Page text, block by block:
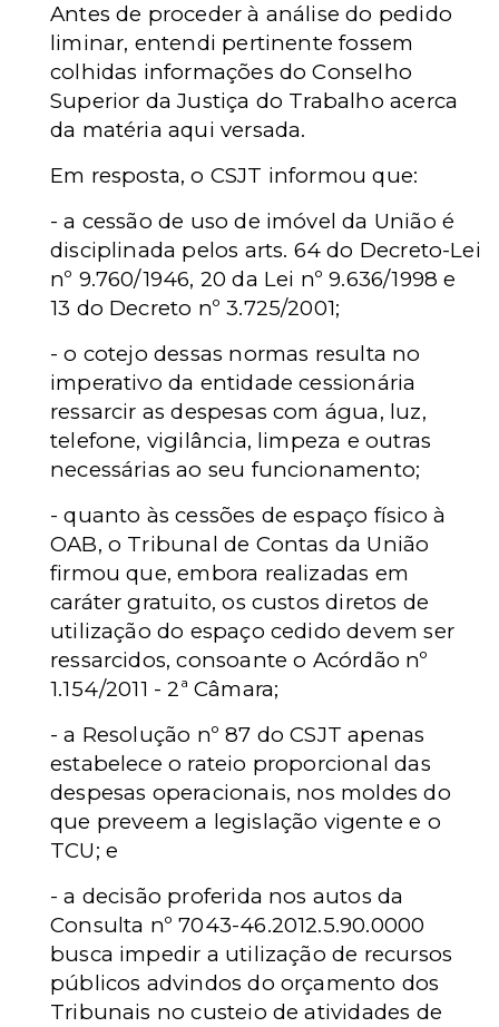
Antes de proceder à análise do pedido
liminar, entendi pertinente fossem
colhidas informações do Conselho
Superior da Justiça do Trabalho acerca
da matéria aqui versada.
Em resposta, o CSJT informou que:
- a cessão de uso de imóvel da União é
disciplinada pelos arts. 64 do Decreto-Lei
nº 9.760/1946, 20 da Lei nº 9.636/1998 e
13 do Decreto nº 3.725/2001;
- o cotejo dessas normas resulta no
imperativo da entidade cessionária
ressarcir as despesas com água, luz,
telefone, vigilância, limpeza e outras
necessárias ao seu funcionamento;
- quanto às cessões de espaço físico à
OAB, o Tribunal de Contas da União
firmou que, embora realizadas em
caráter gratuito, os custos diretos de
utilização do espaço cedido devem ser
ressarcidos, consoante o Acórdão nº
1.154/2011 - 2ª Câmara;
- a Resolução nº 87 do CSJT apenas
estabelece o rateio proporcional das
despesas operacionais, nos moldes do
que preveem a legislação vigente e o
TCU; e
- a decisão proferida nos autos da
Consulta nº 7043-46.2012.5.90.0000
busca impedir a utilização de recursos
públicos advindos do orçamento dos
Tribunais no custeio de atividades de